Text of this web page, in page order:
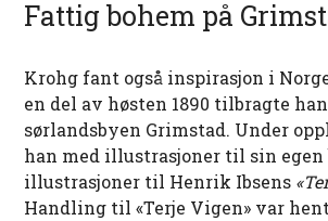
Fattig bohem på
Krohg fant også inspirasjon i
en del av høsten 1890 tilbragte han
sørlandsbyen Grimstad. Under
han med illustrasjoner til sin egen
illustrasjoner til Henrik Ibsens
Handling til «Terje Vigen» var